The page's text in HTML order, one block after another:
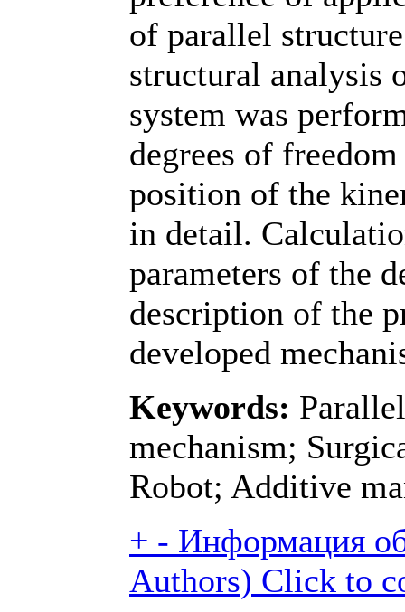
of parallel
structural analysis
system was
degrees of
position of the
in detail.
parameters of the
description of the
developed
Keywords:
mechanism;
Robot; Additive
+ - Информация
Authors) Click to